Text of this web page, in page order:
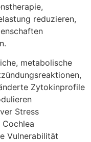
reduzieren,
metabolische
Zytokinprofile
Stress
Vulnerabilität